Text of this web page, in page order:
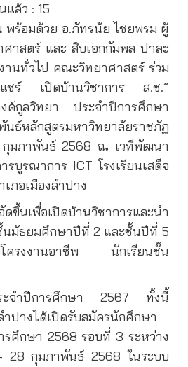
แล้ว : 15
ร้อมด้วย อ.ภัทรนัย ไชยพรม ผู้
าสตร์ และ สิบเอกกัมพล ปาละ
านทั่วไป คณะวิทยาศาสตร์ ร่วม
ชร์ เปิดบ้านวิชาการ ส.ช.”
งค์กูลวิทยา ประจำปีการศึกษา
นธ์หลักสูตรมหาวิทยาลัยราชภัฏ
กุมภาพันธ์ 2568 ณ เวทีพัฒนา
บูรณาการ ICT โรงเรียนเสด็จ
ภอเมืองลำปาง
นเพื่อเปิดบ้านวิชาการและนำ
นมัธยมศึกษาปีที่ 2 และชั้นปีที่ 5
โครงงานอาชีพ นักเรียนชั้น
ำปีการศึกษา 2567 ทั้งนี้
ปางได้เปิดรับสมัครนักศึกษา
ศึกษา 2568 รอบที่ 3 ระหว่าง
กุมภาพันธ์ 2568 ในระบบ